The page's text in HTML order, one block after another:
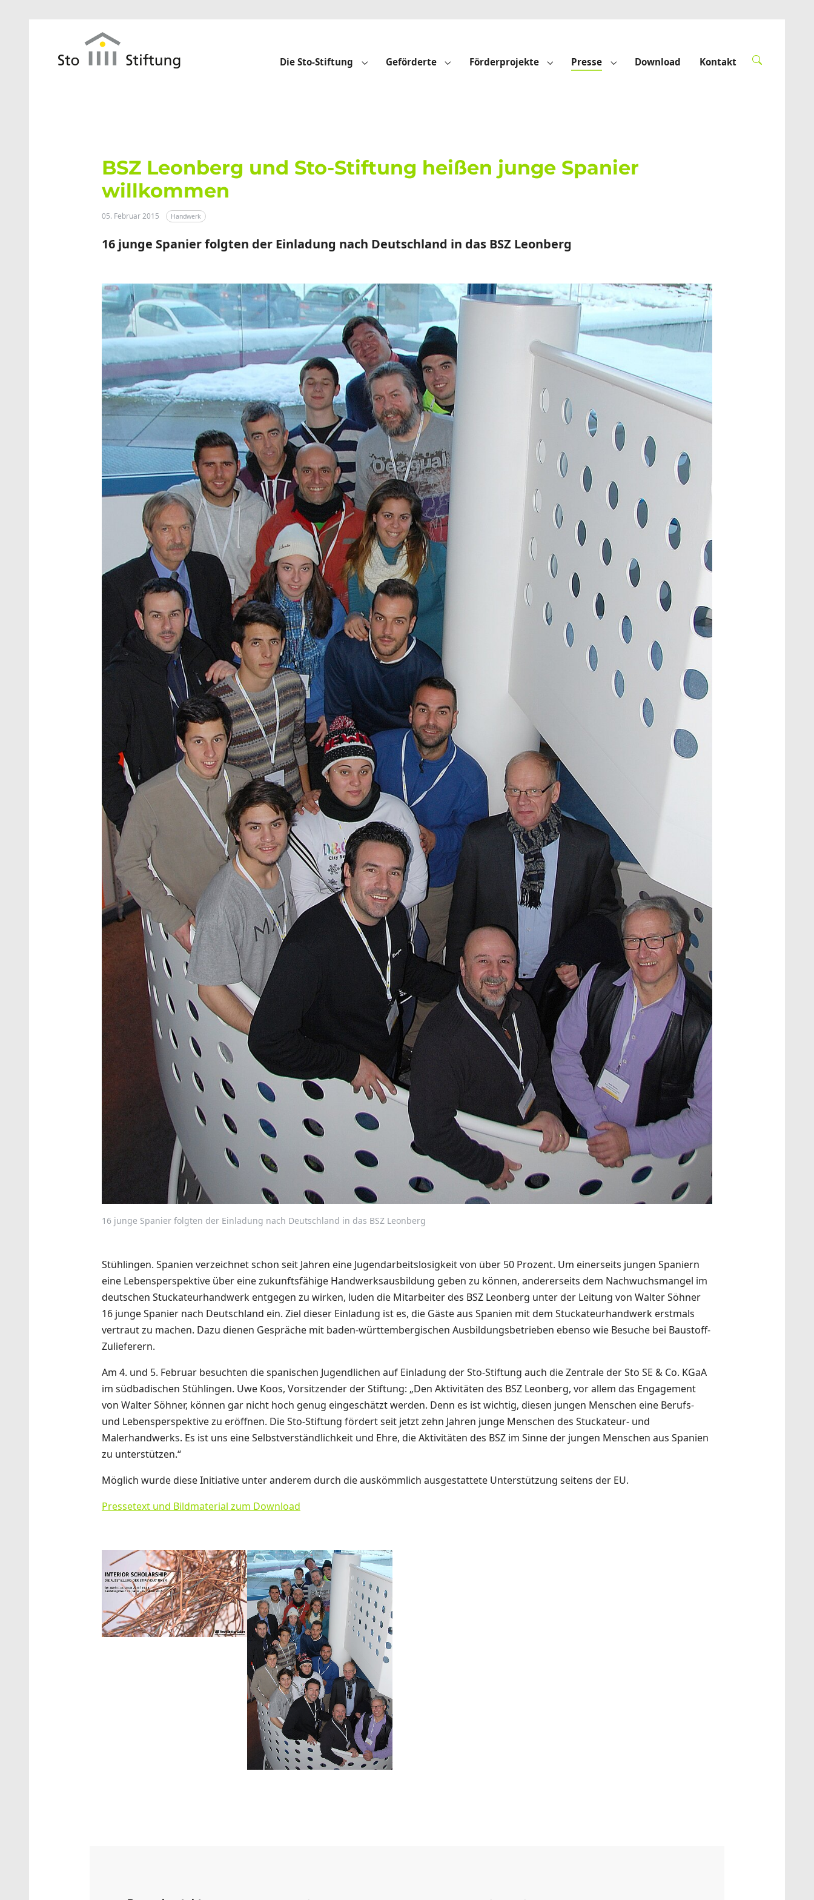
Die Sto-Stiftung Submenu for "Die Sto-Stiftung"
Geförderte Submenu for "Geförderte"
Förderprojekte Submenu for "Förderprojekte"
Presse Submenu for "Presse"
Download Kontakt
BSZ Leonberg und Sto-Stiftung heißen junge Spanier
willkommen
05. Februar 2015 Handwerk
16 junge Spanier folgten der Einladung nach Deutschland in das BSZ Leonberg
16 junge Spanier folgten der Einladung nach Deutschland in das BSZ Leonberg
Stühlingen. Spanien verzeichnet schon seit Jahren eine Jugendarbeitslosigkeit von über 50 Prozent. Um einerseits jungen Spaniern
eine Lebensperspektive über eine zukunftsfähige Handwerksausbildung geben zu können, andererseits dem Nachwuchsmangel im
deutschen Stuckateurhandwerk entgegen zu wirken, luden die Mitarbeiter des BSZ Leonberg unter der Leitung von Walter Söhner
16 junge Spanier nach Deutschland ein. Ziel dieser Einladung ist es, die Gäste aus Spanien mit dem Stuckateurhandwerk erstmals
vertraut zu machen. Dazu dienen Gespräche mit baden-württembergischen Ausbildungsbetrieben ebenso wie Besuche bei Baustoff-
Zulieferern.
Am 4. und 5. Februar besuchten die spanischen Jugendlichen auf Einladung der Sto-Stiftung auch die Zentrale der Sto SE & Co. KGaA
im südbadischen Stühlingen. Uwe Koos, Vorsitzender der Stiftung: „Den Aktivitäten des BSZ Leonberg, vor allem das Engagement
von Walter Söhner, können gar nicht hoch genug eingeschätzt werden. Denn es ist wichtig, diesen jungen Menschen eine Berufs-
und Lebensperspektive zu eröffnen. Die Sto-Stiftung fördert seit jetzt zehn Jahren junge Menschen des Stuckateur- und
Malerhandwerks. Es ist uns eine Selbstverständlichkeit und Ehre, die Aktivitäten des BSZ im Sinne der jungen Menschen aus Spanien
zu unterstützen.“
Möglich wurde diese Initiative unter anderem durch die auskömmlich ausgestattete Unterstützung seitens der EU.
Pressetext und Bildmaterial zum Download
Show larger version Show larger version